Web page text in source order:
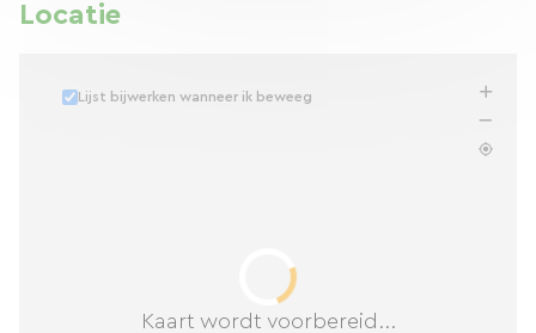
Locatie
Kaart wordt voorbereid...
Lijst bijwerken wanneer ik beweeg